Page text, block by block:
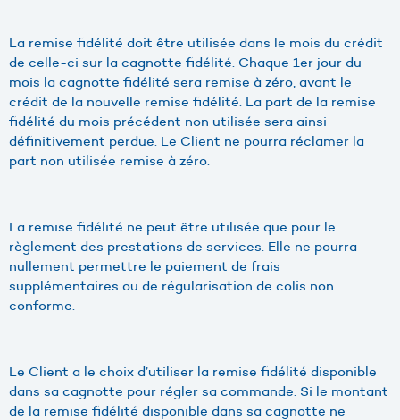
La remise fidélité doit être utilisée dans le mois du crédit
de celle-ci sur la cagnotte fidélité. Chaque 1er jour du
mois la cagnotte fidélité sera remise à zéro, avant le
crédit de la nouvelle remise fidélité. La part de la remise
fidélité du mois précédent non utilisée sera ainsi
définitivement perdue. Le Client ne pourra réclamer la
part non utilisée remise à zéro.
La remise fidélité ne peut être utilisée que pour le
règlement des prestations de services. Elle ne pourra
nullement permettre le paiement de frais
supplémentaires ou de régularisation de colis non
conforme.
Le Client a le choix d’utiliser la remise fidélité disponible
dans sa cagnotte pour régler sa commande. Si le montant
de la remise fidélité disponible dans sa cagnotte ne